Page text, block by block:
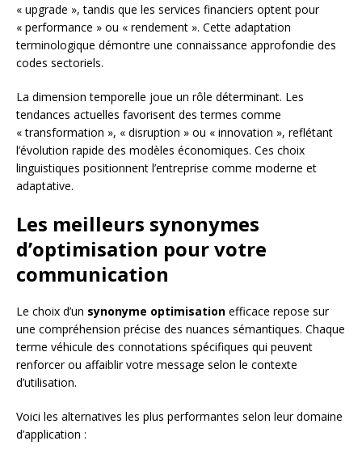
« upgrade », tandis que les services financiers optent pour
« performance » ou « rendement ». Cette adaptation
terminologique démontre une connaissance approfondie des
codes sectoriels.
La dimension temporelle joue un rôle déterminant. Les
tendances actuelles favorisent des termes comme
« transformation », « disruption » ou « innovation », reflétant
l’évolution rapide des modèles économiques. Ces choix
linguistiques positionnent l’entreprise comme moderne et
adaptative.
Les meilleurs synonymes
d’optimisation pour votre
communication
Le choix d’un synonyme optimisation efficace repose sur
une compréhension précise des nuances sémantiques. Chaque
terme véhicule des connotations spécifiques qui peuvent
renforcer ou affaiblir votre message selon le contexte
d’utilisation.
Voici les alternatives les plus performantes selon leur domaine
d’application :